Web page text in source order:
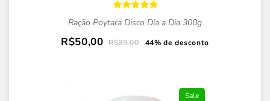
Ração Poytara Disco Dia a Dia 300g
R$50,00 R$89,00 44% de desconto
Sale